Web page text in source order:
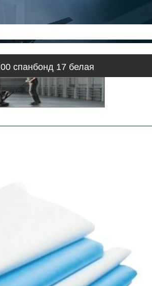
спанбонд 17 белая